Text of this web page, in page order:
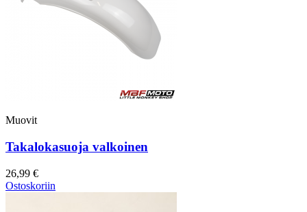
Muovit
Takalokasuoja valkoinen
26,99 €
Ostoskoriin